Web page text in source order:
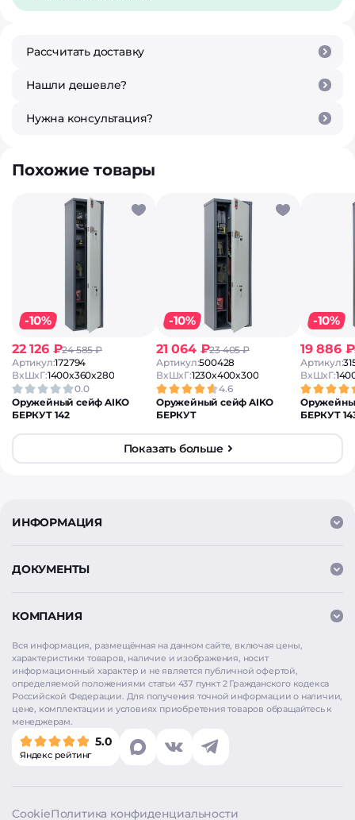
Рассчитать доставку
Нашли дешевле?
Нужна консультация?
Похожие товары
-10%
22 126 ₽24 585 ₽
Артикул:172794
ВxШxГ:1400x360x280
0.0
Оружейный сейф AIKO
БЕРКУТ 142
-10%
21 064 ₽23 405 ₽
Артикул:500428
ВxШxГ:1230x400x300
4.6
Оружейный сейф AIKO
БЕРКУТ
-10%
19 886 ₽
Артикул:
ВxШxГ:
БЕРКУТ
Показать больше
Вся информация, размещённая на данном сайте, включая цены,
характеристики товаров, наличие и изображения, носит
информационный характер и не является публичной офертой,
определяемой положениями статьи 437 пункт 2 Гражданского кодекса
Российской Федерации. Для получения точной информации о наличии,
цене, комплектации и условиях приобретения товаров обращайтесь к
менеджерам.
5.0
Яндекс рейтинг
ИНФОРМАЦИЯ
ДОКУМЕНТЫ
КОМПАНИЯ
CookieПолитика конфиденциальности
Мы используем
работы сайта. Продолжая использовать сайт, вы
соглашаетесь на использование cookie. Нажимая
«Согласен», вы также даёте согласие на обработку